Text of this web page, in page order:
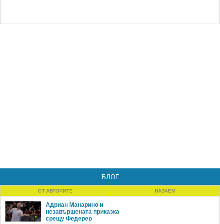
БЛОГ
ОТ АВТОРИТЕ НАЗАЕМ
Адриан Манарино и
незавършената приказка
срещу Федерер